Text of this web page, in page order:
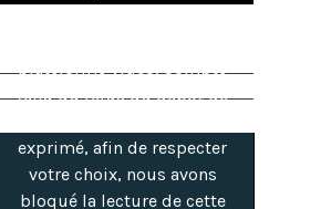
tenu du refus du dépôt de
exprimé, afin de respecter
votre choix, nous avons
bloqué la lecture de cette